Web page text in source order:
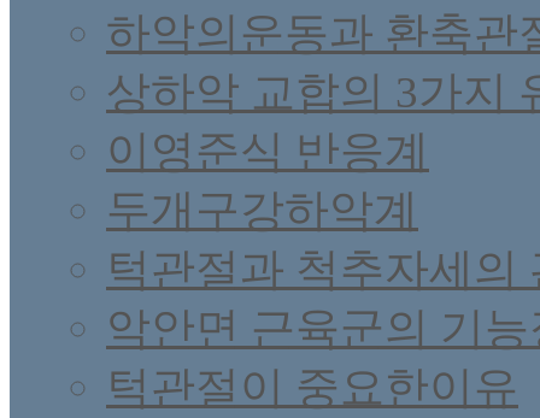
하악의운동과 환축관
상하악 교합의 3가지
이영준식 반응계
두개구강하악계
턱관절과 척추자세의
악안면 근육군의 기
턱관절이 중요한이유